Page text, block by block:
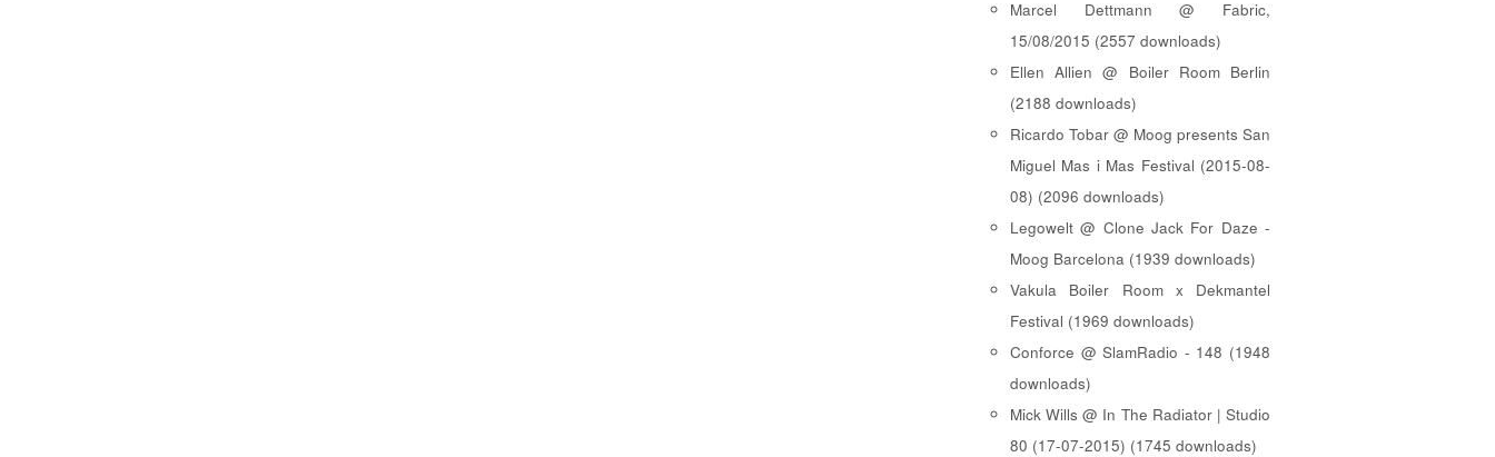
Marcel Dettmann @ Fabric,
15/08/2015 (2557 downloads)
Ellen Allien @ Boiler Room Berlin
(2188 downloads)
Ricardo Tobar @ Moog presents San
Miguel Mas i Mas Festival (2015-08-
08) (2096 downloads)
Legowelt @ Clone Jack For Daze -
Moog Barcelona (1939 downloads)
Vakula Boiler Room x Dekmantel
Festival (1969 downloads)
Conforce @ SlamRadio - 148 (1948
downloads)
Mick Wills @ In The Radiator | Studio
80 (17-07-2015) (1745 downloads)